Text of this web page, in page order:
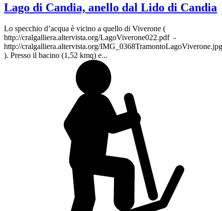
Lago di Candia, anello dal Lido di Candia
Lo specchio d’acqua è vicino a quello di Viverone (
http://cralgalliera.altervista.org/LagoViverone022.pdf -
http://cralgalliera.altervista.org/
). Presso il bacino (1,52 kmq) e...